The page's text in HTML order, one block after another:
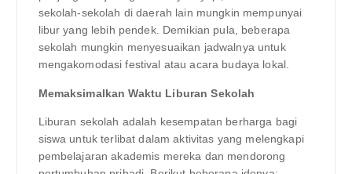
sekolah-sekolah di daerah lain mungkin mempunyai
libur yang lebih pendek. Demikian pula, beberapa
sekolah mungkin menyesuaikan jadwalnya untuk
mengakomodasi festival atau acara budaya lokal.
Memaksimalkan Waktu Liburan Sekolah
Liburan sekolah adalah kesempatan berharga bagi
siswa untuk terlibat dalam aktivitas yang melengkapi
pembelajaran akademis mereka dan mendorong